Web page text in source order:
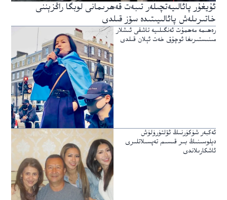
ئۇيغۇر پائالىيەتچىلەر تىبەت قەھرىمانى لوبگا راڭزېننى
خاتىرىلەش پائالىيىتىدە سۆز قىلدى
رەھىمە مەھمۇت ئەنگىلىيە تاشقى ئىشلار
مىنىستىرىغا ئوچۇق خەت ئېلان قىلدى
ئەكبەر شۈكۈرنىڭ ئۆلتۈرۈلۈش
دېلوسىنىڭ بىر قىسىم تەپسىلاتلىرى
ئاشكارىلاندى